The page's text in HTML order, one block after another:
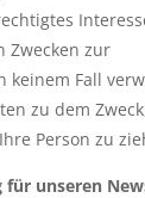
Zwecken zur
keinem Fall
zu dem
Person zu
für unseren